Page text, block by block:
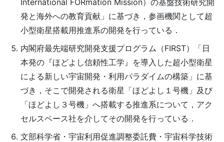
International FORmation Mission）の基盤技術研究開
発と海外への教育貢献」に基づき，参画機関として超
小型衛星搭載用推進系の開発を行っている．
内閣府最先端研究開発支援プログラム（FIRST）「日
本発の『ほどよし信頼性工学』を導入した超小型衛星
による新しい宇宙開発・利用パラダイムの構築」に基
づき，そこで開発される衛星「ほどよし１号機」及び
「ほどよし３号機」へ搭載する推進系について，アク
セルスペース社を介してその開発を行っている．
文部科学省・宇宙利用促進調整委託費・宇宙科学技術